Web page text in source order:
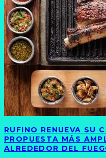
RUFINO RENUEVA SU
PROPUESTA MÁS
ALREDEDOR DEL